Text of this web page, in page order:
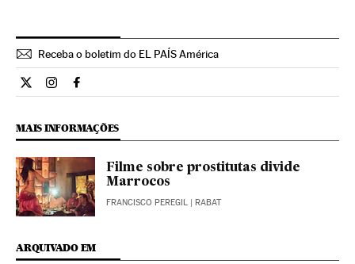
Receba o boletim do EL PAÍS América
Estilo El País Brasil en Twitter
Estilo El País Brasil en Instagram
Estilo El País Brasil en Facebook
MAIS INFORMAÇÕES
Filme sobre prostitutas divide
Marrocos
FRANCISCO PEREGIL | RABAT
ARQUIVADO EM